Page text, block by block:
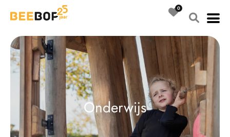
naar
inhoud
Onderwijs